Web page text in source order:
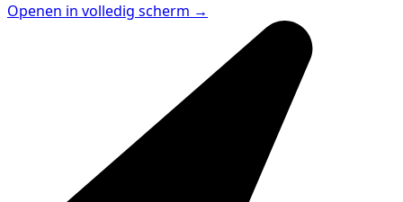
Openen in volledig scherm →